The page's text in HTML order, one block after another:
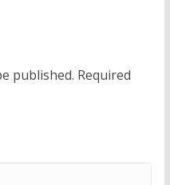
published. Required